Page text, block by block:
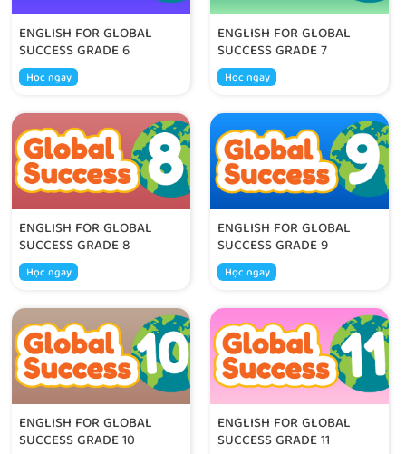
ENGLISH FOR GLOBAL
SUCCESS GRADE 6
Học ngay
ENGLISH FOR GLOBAL
SUCCESS GRADE 7
Học ngay
ENGLISH FOR GLOBAL
SUCCESS GRADE 8
Học ngay
ENGLISH FOR GLOBAL
SUCCESS GRADE 9
Học ngay
ENGLISH FOR GLOBAL
SUCCESS GRADE 10
ENGLISH FOR GLOBAL
SUCCESS GRADE 11